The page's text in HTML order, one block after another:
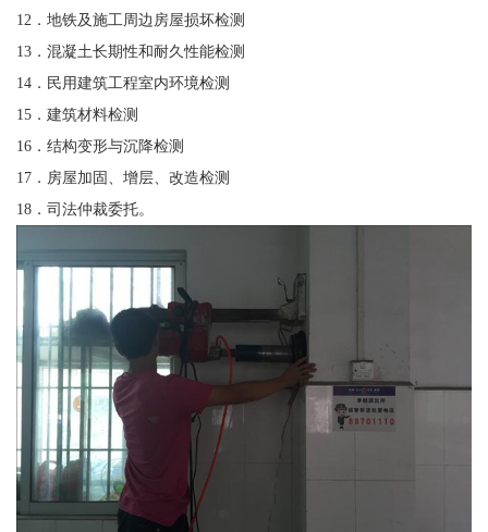
12．地铁及施工周边房屋损坏检测
13．混凝土长期性和耐久性能检测
14．民用建筑工程室内环境检测
15．建筑材料检测
16．结构变形与沉降检测
17．房屋加固、增层、改造检测
18．司法仲裁委托。